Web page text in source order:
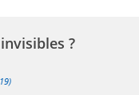
?